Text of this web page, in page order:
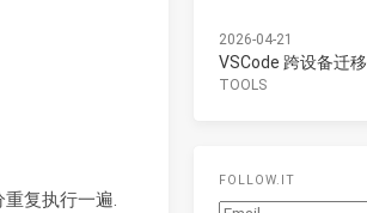
复执行一遍.
2026-04-21
VSCode 跨设备迁移
TOOLS
FOLLOW.IT